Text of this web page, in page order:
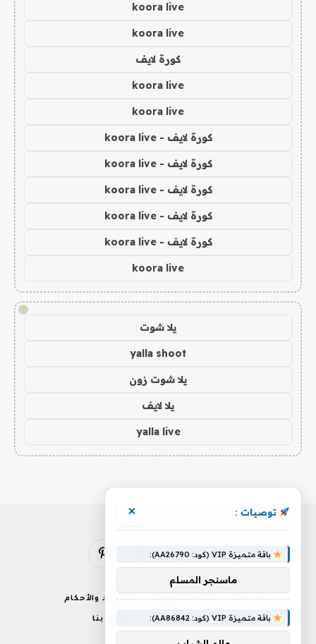
koora live
koora live
كورة لايف
koora live
koora live
كورة لايف - koora live
كورة لايف - koora live
كورة لايف - koora live
كورة لايف - koora live
كورة لايف - koora live
koora live
!
يلا شوت
yalla shoot
يلا شوت زون
يلا لايف
yalla live
توصيات : ×
باقة متميزة VIP (كود: AA26790):
ماسنجر المسلم
باقة متميزة VIP (كود: AA86842):
فيسبوك X
الانستغرامبينتيريست
من نحن إخلاء المسؤولية الشروط والأحكام
سياسة الخصوصية اتصل بنا